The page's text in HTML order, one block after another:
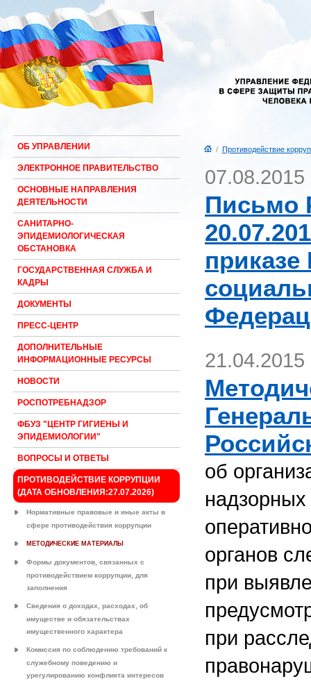
ОБ УПРАВЛЕНИИ
ЭЛЕКТРОННОЕ ПРАВИТЕЛЬСТВО
ОСНОВНЫЕ НАПРАВЛЕНИЯ
ДЕЯТЕЛЬНОСТИ
САНИТАРНО-
ЭПИДЕМИОЛОГИЧЕСКАЯ
ОБСТАНОВКА
ГОСУДАРСТВЕННАЯ СЛУЖБА И
КАДРЫ
ДОКУМЕНТЫ
ПРЕСС-ЦЕНТР
ДОПОЛНИТЕЛЬНЫЕ
ИНФОРМАЦИОННЫЕ РЕСУРСЫ
НОВОСТИ
РОСПОТРЕБНАДЗОР
ФБУЗ "ЦЕНТР ГИГИЕНЫ И
ЭПИДЕМИОЛОГИИ"
ВОПРОСЫ И ОТВЕТЫ
ПРОТИВОДЕЙСТВИЕ КОРРУПЦИИ
(ДАТА ОБНОВЛЕНИЯ:27.07.2026)
Нормативные правовые и иные акты в
сфере противодействия коррупции
МЕТОДИЧЕСКИЕ МАТЕРИАЛЫ
Формы документов, связанных с
противодействием коррупции, для
заполнения
Сведения о доходах, расходах, об
имуществе и обязательствах
имущественного характера
Комиссия по соблюдению требований к
служебному поведению и
урегулированию конфликта интересов
/ Противодействие
07.08.2015
Письмо
приказе
21.04.2015
об
органов
при
при